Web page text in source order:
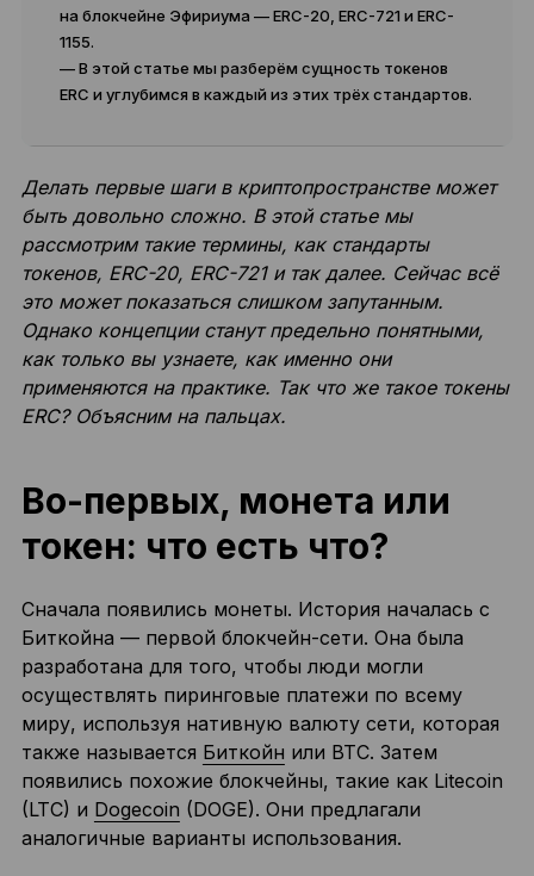
на блокчейне Эфириума — ERC-20, ERC-721 и ERC-
1155.
— В этой статье мы разберём сущность токенов
ERC и углубимся в каждый из этих трёх стандартов.
Делать первые шаги в криптопространстве может
быть довольно сложно. В этой статье мы
рассмотрим такие термины, как стандарты
токенов, ERC-20, ERC-721 и так далее. Сейчас всё
это может показаться слишком запутанным.
Однако концепции станут предельно понятными,
как только вы узнаете, как именно они
применяются на практике. Так что же такое токены
ERC? Объясним на пальцах.
Во-первых, монета или
токен: что есть что?
Сначала появились монеты. История началась с
Биткойна — первой блокчейн-сети. Она была
разработана для того, чтобы люди могли
осуществлять пиринговые платежи по всему
миру, используя нативную валюту сети, которая
также называется Биткойн или BTC. Затем
появились похожие блокчейны, такие как Litecoin
(LTC) и Dogecoin (DOGE). Они предлагали
аналогичные варианты использования.